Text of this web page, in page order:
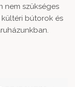
nem szükséges
bútorok és